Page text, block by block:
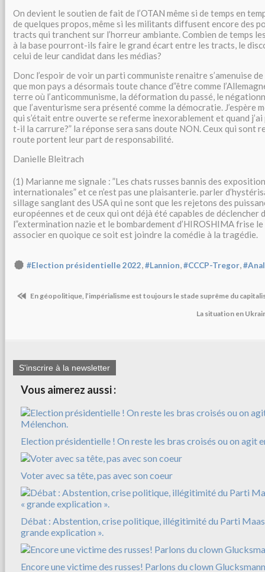
On devient le soutien de fait de l’OTAN même si de temps en
de quelques propos, même si les militants diffusent encore des
tracts qui tranchent sur l’horreur ambiante. Combien de temps
à la base pourront-ils faire le grand écart entre les tracts, le
celui de leur candidat dans les médias?
Donc l’espoir de voir un parti communiste renaitre s’amenuise
que mon pays a désormais toute chance d”être comme
terre où l’anticommunisme, la déformation du passé, le
que l’aventurisme sera présenté comme la démocratie. J’espère
qui s’était entre ouverte se referme inexorablement et quand
t-il la carrure?” la réponse sera sans doute NON. Ceux qui sont
route portent leur part de responsabilité.
Danielle Bleitrach
(1) Marianne me signale : ‌”Les chats russes bannis des
internationales” et ce n’est pas une plaisanterie. parler
sillage sanglant des USA qui ne sont que les rejetons des
européennes et de ceux qui ont déjà été capables de déclencher
l”extermination nazie et le bombardement d’HIROSHIMA frise
associer en quoique ce soit est joindre la comédie à la tragédie.
#Election présidentielle 2022,#Lannion,#CCCP-Tregor,
En géopolitique, l’impérialisme est toujours le stade suprême du
La situation en
S'inscrire à la newsletter
Vous aimerez aussi :
Election présidentielle ! On reste les bras croisés ou on agit
Voter avec sa tête, pas avec son coeur
Débat : Abstention, crise politique, illégitimité du Parti
grande explication ».
Encore une victime des russes! Parlons du clown Glucksmann